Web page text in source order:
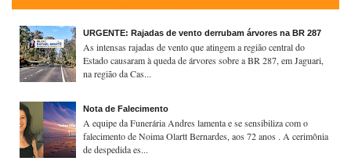
URGENTE: Rajadas de vento derrubam árvores na BR 287
As intensas rajadas de vento que atingem a região central do
Estado causaram à queda de árvores sobre a BR 287, em Jaguari,
na região da Cas...
Nota de Falecimento
A equipe da Funerária Andres lamenta e se sensibiliza com o
falecimento de Noima Olartt Bernardes, aos 72 anos . A cerimônia
de despedida es...